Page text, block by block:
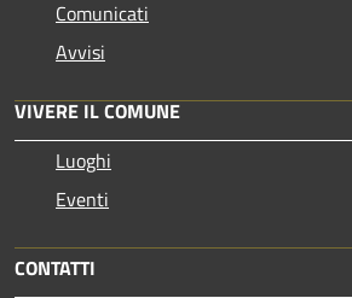
Comunicati
Avvisi
VIVERE IL COMUNE
Luoghi
Eventi
CONTATTI